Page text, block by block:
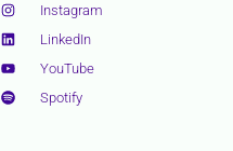
Instagram
LinkedIn
YouTube
Spotify